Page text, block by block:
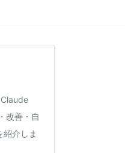
改善・自
介しま